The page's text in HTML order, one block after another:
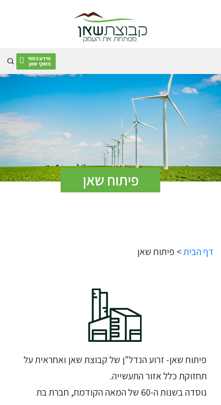
מידע כספי
משקי שאן
פיתוח שאן
דף הבית> פיתוח שאן
פיתוח שאן- זרוע הנדל"ן של קבוצת שאן ואחראית על
תחזוקת כלל אזור התעשייה.
נוסדה בשנות ה-60 של המאה הקודמת, חברת בת